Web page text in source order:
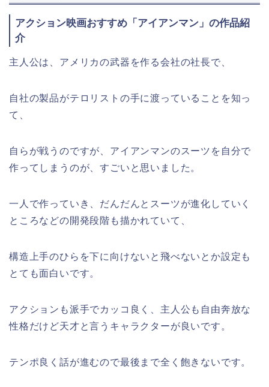
アクション映画おすすめ「アイアンマン」の作品紹
介
主人公は、アメリカの武器を作る会社の社長で、
自社の製品がテロリストの手に渡っていることを知っ
て、
自らが戦うのですが、アイアンマンのスーツを自分で
作ってしまうのが、すごいと思いました。
一人で作っていき、だんだんとスーツが進化していく
ところなどの開発段階も描かれていて、
構造上手のひらを下に向けないと飛べないとか設定も
とても面白いです。
アクションも派手でカッコ良く、主人公も自由奔放な
性格だけど天才と言うキャラクターが良いです。
テンポ良く話が進むので最後まで全く飽きないです。